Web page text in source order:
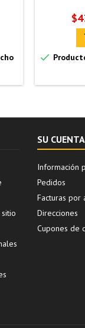

SU CUENTA
Información
Pedidos
Facturas por
Direcciones
Cupones de